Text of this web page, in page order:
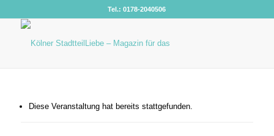
Tel.: 0178-2040506
Diese Veranstaltung hat bereits stattgefunden.